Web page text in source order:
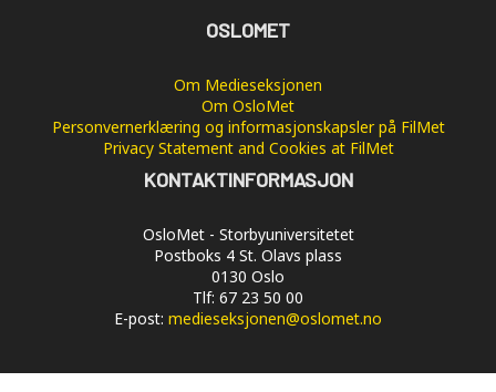
OSLOMET
Om Medieseksjonen
Om OsloMet
Personvernerklæring og informasjonskapsler på FilMet
Privacy Statement and Cookies at FilMet
KONTAKTINFORMASJON
OsloMet - Storbyuniversitetet
Postboks 4 St. Olavs plass
0130 Oslo
Tlf: 67 23 50 00
E-post: medieseksjonen@oslomet.no